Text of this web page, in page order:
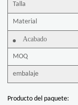
Talla
Material
Acabado
MOQ
embalaje
Producto del paquete: